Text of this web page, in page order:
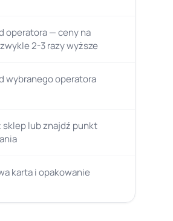
operatora — ceny na
2-3 razy wyższe
wybranego operatora
sklep lub znajdź punkt
karta i opakowanie